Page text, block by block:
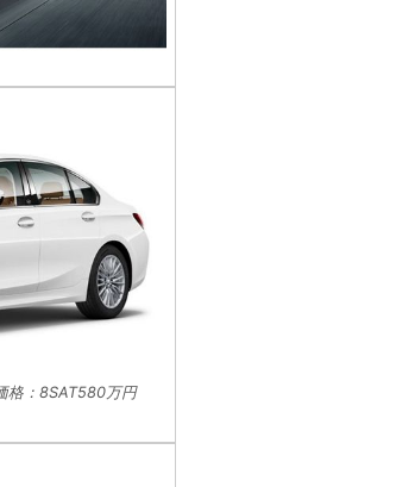
格：8SAT580万円